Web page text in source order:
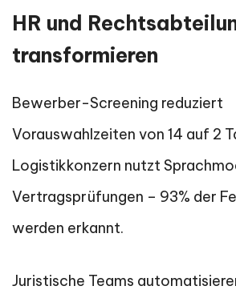
HR und
transformieren
Bewerber-Screening reduziert
Vorauswahlzeiten von 14 auf 2
Logistikkonzern nutzt
Vertragsprüfungen – 93% der
werden erkannt.
Juristische Teams